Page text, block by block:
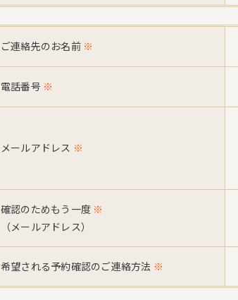
ご連絡先のお名前 ※
電話番号 ※
メールアドレス ※
確認のためもう一度 ※
（メールアドレス）
希望される予約確認のご連絡方法 ※